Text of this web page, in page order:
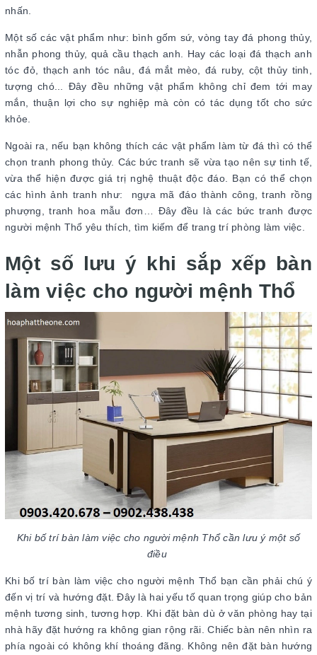
nhấn.
Một số các vật phẩm như: bình gốm sứ, vòng tay đá phong thủy,
nhẫn phong thủy, quả cầu thạch anh. Hay các loại đá thạch anh
tóc đỏ, thạch anh tóc nâu, đá mắt mèo, đá ruby, cột thủy tinh,
tượng chó... Đây đều những vật phẩm không chỉ đem tới may
mắn, thuận lợi cho sự nghiệp mà còn có tác dụng tốt cho sức
khỏe.
Ngoài ra, nếu bạn không thích các vật phẩm làm từ đá thì có thể
chọn tranh phong thủy. Các bức tranh sẽ vừa tạo nên sự tinh tế,
vừa thể hiện được giá trị nghệ thuật độc đáo. Bạn có thể chọn
các hình ảnh tranh như: ngựa mã đáo thành công, tranh rồng
phượng, tranh hoa mẫu đơn… Đây đều là các bức tranh được
người mệnh Thổ yêu thích, tìm kiếm để trang trí phòng làm việc.
Một số lưu ý khi sắp xếp bàn
làm việc cho người mệnh Thổ
Khi bố trí bàn làm việc cho người mệnh Thổ cần lưu ý một số
điều
Khi bố trí bàn làm việc cho người mệnh Thổ bạn cần phải chú ý
đến vị trí và hướng đặt. Đây là hai yếu tố quan trọng giúp cho bản
mệnh tương sinh, tương hợp. Khi đặt bàn dù ở văn phòng hay tại
nhà hãy đặt hướng ra không gian rộng rãi. Chiếc bàn nên nhìn ra
phía ngoài có không khí thoáng đãng. Không nên đặt bàn hướng